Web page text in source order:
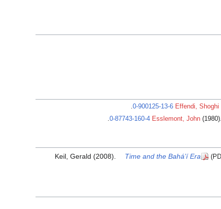
Effendi, Shoghi
0-900125-13-6
Esslemont, John (1980).
0-87743-160-4
.
Keil, Gerald (2008). Time and the Bahá’í Era